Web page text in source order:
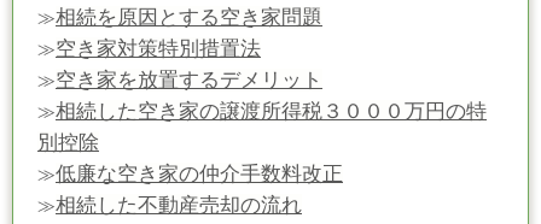
≫相続を原因とする空き家問題
≫空き家対策特別措置法
≫空き家を放置するデメリット
≫相続した空き家の譲渡所得税３０００万円の特
別控除
≫低廉な空き家の仲介手数料改正
≫相続した不動産売却の流れ